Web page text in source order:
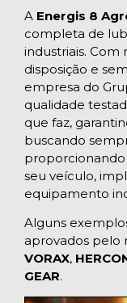
A Energis 8
completa de
industriais. Com
disposição e
empresa do
qualidade
que faz,
buscando
seu veículo,
equipamento
Alguns
aprovados pelo
VORAX,
GEAR.